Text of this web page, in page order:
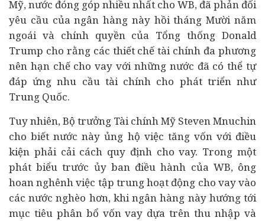
Mỹ, nước đóng góp nhiều nhất cho WB, đã phản đối
yêu cầu của ngân hàng này hồi tháng Mười năm
ngoái và chính quyền của Tổng thống Donald
Trump cho rằng các thiết chế tài chính đa phương
nên hạn chế cho vay với những nước đã có thể tự
đáp ứng nhu cầu tài chính cho phát triển như
Trung Quốc.
Tuy nhiên, Bộ trưởng Tài chính Mỹ Steven Mnuchin
cho biết nước này ủng hộ việc tăng vốn với điều
kiện phải cải cách quy định cho vay. Trong một
phát biểu trước ủy ban điều hành của WB, ông
hoan nghênh việc tập trung hoạt động cho vay vào
các nước nghèo hơn, khi ngân hàng này hướng tới
mục tiêu phân bổ vốn vay dựa trên thu nhập và